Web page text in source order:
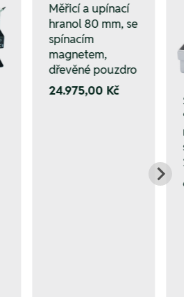
Měřicí a upínací
hranol 80 mm, se
spínacím
magnetem,
dřevěné pouzdro
24.975,00 Kč